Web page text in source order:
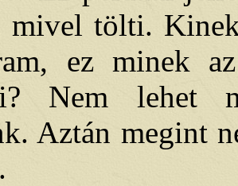
mivel tölti.
ez minek
Nem lehet
Aztán megint